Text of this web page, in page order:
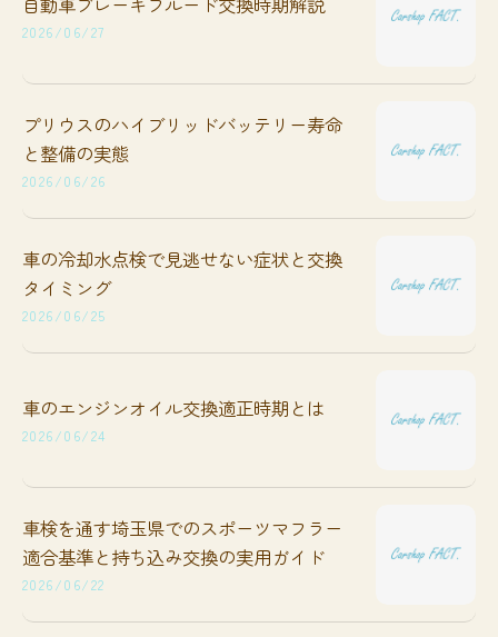
2026/06/27
プリウスのハイブリッドバッテリー寿命
と整備の実態
2026/06/26
車の冷却水点検で見逃せない症状と交換
タイミング
2026/06/25
車のエンジンオイル交換適正時期とは
2026/06/24
車検を通す埼玉県でのスポーツマフラー
適合基準と持ち込み交換の実用ガイド
2026/06/22